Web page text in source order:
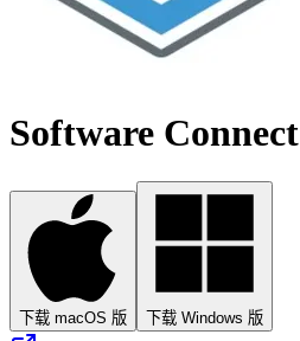
Software Connect
下载 macOS 版 下载 Windows 版